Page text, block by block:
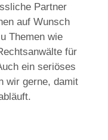
Partner
auf Wunsch
Themen wie
für
ein seriöses
wir gerne, damit